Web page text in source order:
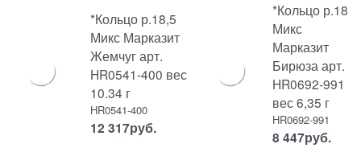
*Кольцо р.18,5
Микс Марказит
Жемчуг арт.
HR0541-400 вес
10.34 г
HR0541-400
12 317руб.
*Кольцо р.18
Микс
Марказит
Бирюза арт.
HR0692-991
вес 6,35 г
HR0692-991
8 447руб.